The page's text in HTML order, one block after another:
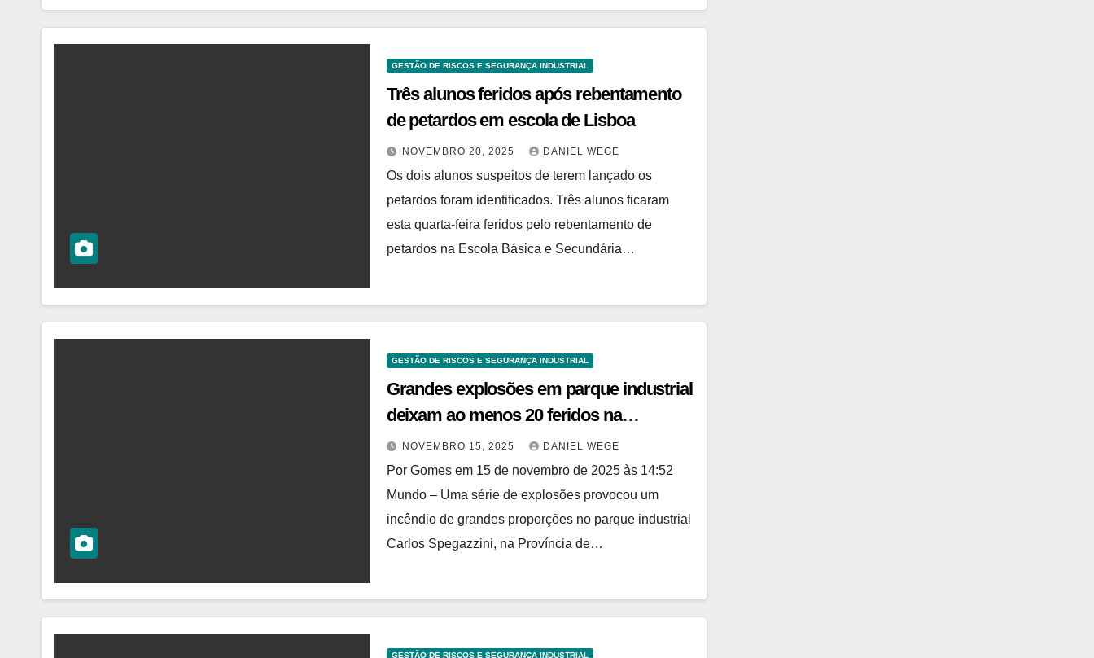
GESTÃO DE RISCOS E SEGURANÇA INDUSTRIAL
Três alunos feridos após rebentamento
de petardos em escola de Lisboa
NOVEMBRO 20, 2025 DANIEL WEGE
Os dois alunos suspeitos de terem lançado os
petardos foram identificados. Três alunos ficaram
esta quarta-feira feridos pelo rebentamento de
petardos na Escola Básica e Secundária…
GESTÃO DE RISCOS E SEGURANÇA INDUSTRIAL
Grandes explosões em parque industrial
deixam ao menos 20 feridos na
Argentina; veja vídeo
NOVEMBRO 15, 2025 DANIEL WEGE
Por Gomes em 15 de novembro de 2025 às 14:52
Mundo – Uma série de explosões provocou um
incêndio de grandes proporções no parque industrial
Carlos Spegazzini, na Província de…
GESTÃO DE RISCOS E SEGURANÇA INDUSTRIAL